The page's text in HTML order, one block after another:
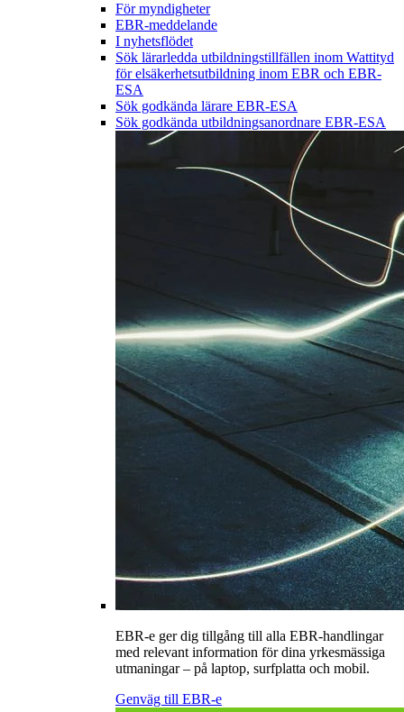
För myndigheter
EBR-meddelande
I nyhetsflödet
Sök lärarledda utbildningstillfällen inom Wattityd
för elsäkerhetsutbildning inom EBR och EBR-
ESA
Sök godkända lärare EBR-ESA
Sök godkända utbildningsanordnare EBR-ESA
EBR-e ger dig tillgång till alla EBR-handlingar
med relevant information för dina yrkesmässiga
utmaningar – på laptop, surfplatta och mobil.
Genväg till EBR-e